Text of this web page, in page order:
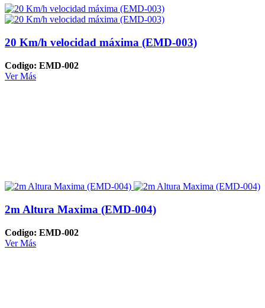
20 Km/h velocidad máxima (EMD-003)
Codigo: EMD-002
Ver Más
2m Altura Maxima (EMD-004)
Codigo: EMD-002
Ver Más